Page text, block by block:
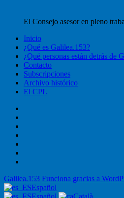
El Consejo asesor en pleno
Inicio
¿Qué es Galilea.153?
¿Qué personas están detrás de
Contacto
Subscripciones
Archivo histórico
El CPL
Galilea.153 Funciona gracias a
Español
Español
Català